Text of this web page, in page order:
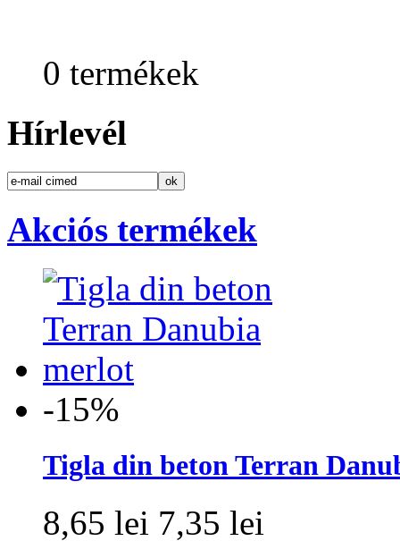
0 termékek
Hírlevél
Akciós termékek
-15%
Tigla din beton Terran
8,65 lei 7,35 lei